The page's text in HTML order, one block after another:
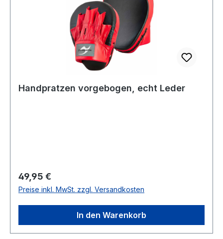
Handpratzen vorgebogen, echt Leder
Regulärer Preis:
49,95 €
Preise inkl. MwSt. zzgl. Versandkosten
In den Warenkorb